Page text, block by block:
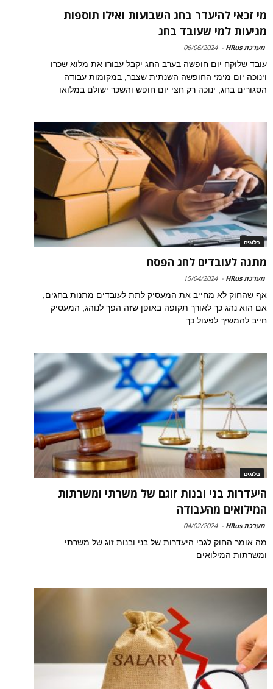
מי זכאי להיעדר בחג השבועות ואילו תוספות
מגיעות למי שעובד בחג
מערכת HRus -
06/06/2024
עובד שלוקח יום חופשה בערב החג יקבל עבורו את מלוא שכרו
וינוכה יום מימי החופשה השנתית שצבר; במקומות עבודה
הסגורים בחג, ינוכה רק חצי יום חופש והשכר ישולם במלואו
בלוגים
מתנה לעובדים לחג הפסח
מערכת HRus -
15/04/2024
אף שהחוק לא מחייב את המעסיק לתת לעובדים מתנות בחגים,
אם הוא נהג כך לאורך תקופה באופן שזה הפך לנוהג, המעסיק
חייב להמשיך לפעול כך
בלוגים
היעדרות בני ובנות זוגם של משרתי ומשרתות
המילואים מהעבודה
מערכת HRus -
04/02/2024
מה אומר החוק לגבי היעדרות של בני ובנות זוג של משרתי
ומשרתות המילואים